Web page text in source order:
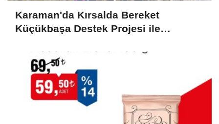
Karaman'da Kırsalda Bereket
Küçükbaşa Destek Projesi ile